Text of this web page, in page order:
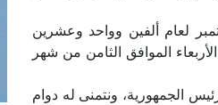
لعام ألفين وواحد وعشرين
الموافق الثامن من شهر
الجمهورية، ونتمنى له دوام